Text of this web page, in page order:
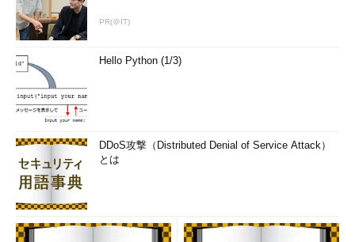
PR(＠IT)
Hello Python (1/3)
DDoS攻撃（Distributed Denial of Service Attack）
とは